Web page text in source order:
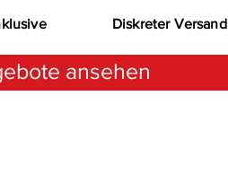
Diskreter Versand
ansehen